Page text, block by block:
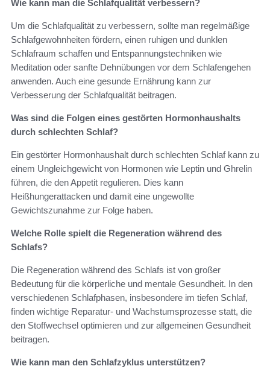
Wie kann man die Schlafqualität verbessern?
Um die Schlafqualität zu verbessern, sollte man regelmäßige
Schlafgewohnheiten fördern, einen ruhigen und dunklen
Schlafraum schaffen und Entspannungstechniken wie
Meditation oder sanfte Dehnübungen vor dem Schlafengehen
anwenden. Auch eine gesunde Ernährung kann zur
Verbesserung der Schlafqualität beitragen.
Was sind die Folgen eines gestörten Hormonhaushalts
durch schlechten Schlaf?
Ein gestörter Hormonhaushalt durch schlechten Schlaf kann zu
einem Ungleichgewicht von Hormonen wie Leptin und Ghrelin
führen, die den Appetit regulieren. Dies kann
Heißhungerattacken und damit eine ungewollte
Gewichtszunahme zur Folge haben.
Welche Rolle spielt die Regeneration während des
Schlafs?
Die Regeneration während des Schlafs ist von großer
Bedeutung für die körperliche und mentale Gesundheit. In den
verschiedenen Schlafphasen, insbesondere im tiefen Schlaf,
finden wichtige Reparatur- und Wachstumsprozesse statt, die
den Stoffwechsel optimieren und zur allgemeinen Gesundheit
beitragen.
Wie kann man den Schlafzyklus unterstützen?